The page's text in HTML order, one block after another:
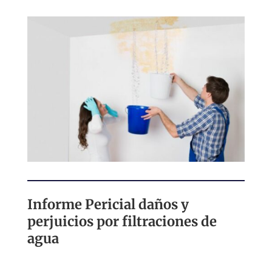
Informe Pericial daños y
perjuicios por filtraciones de
agua